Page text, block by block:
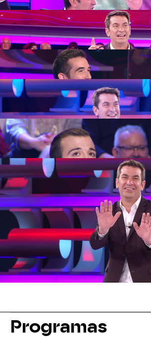
4) Chistes con mucha miga
Esteban y Arturo
5) El chiste más escatológico
6) Va de crímenes: los chistes
7) El chiste de Arturo que
de las señoras mayores
Programas